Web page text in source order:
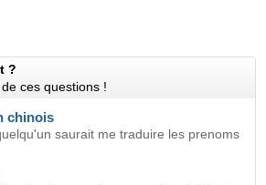
?
ces questions !
chinois
saurait me traduire les prenoms